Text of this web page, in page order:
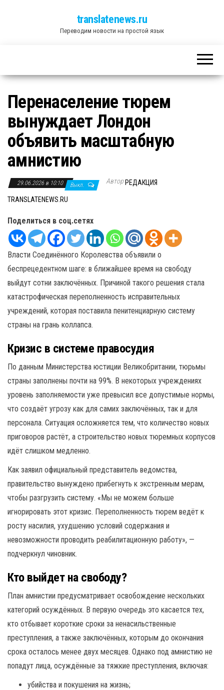
translatenews.ru
Переводим новости на простой язык
Перенаселение тюрем
вынуждает Лондон
объявить масштабную
амнистию
29.06.2026 в 10:10 Выкл. Автор РЕДАКЦИЯ
TRANSLATENEWS.RU
Поделиться в соц.сетях
Власти Соединённого Королевства объявили о
беспрецедентном шаге: в ближайшее время на свободу
выйдут сотни заключённых. Причиной такого решения стала
катастрофическая переполненность исправительных
учреждений, которая поставила пенитенциарную систему
страны на грань коллапса.
Кризис в системе правосудия
По данным Министерства юстиции Великобритании, тюрьмы
страны заполнены почти на 99%. В некоторых учреждениях
уровень заполняемости уже превысил все допустимые нормы,
что создаёт угрозу как для самих заключённых, так и для
персонала. Ситуация осложняется тем, что количество новых
приговоров растёт, а строительство новых тюремных корпусов
идёт слишком медленно.
Как заявил официальный представитель ведомства,
правительство вынуждено прибегнуть к экстренным мерам,
чтобы разгрузить систему. «Мы не можем больше
игнорировать этот кризис. Переполненность тюрем ведёт к
росту насилия, ухудшению условий содержания и
невозможности проводить реабилитационную работу», —
подчеркнул чиновник.
Кто выйдет на свободу?
План амнистии предусматривает освобождение нескольких
категорий осуждённых. В первую очередь это касается тех,
кто отбывает короткие сроки за ненасильственные
преступления, а также заключённых, которым до окончания
срока осталось менее двух месяцев. Однако под амнистию не
попадут лица, осуждённые за тяжкие преступления, включая:
убийства и покушения на жизнь;